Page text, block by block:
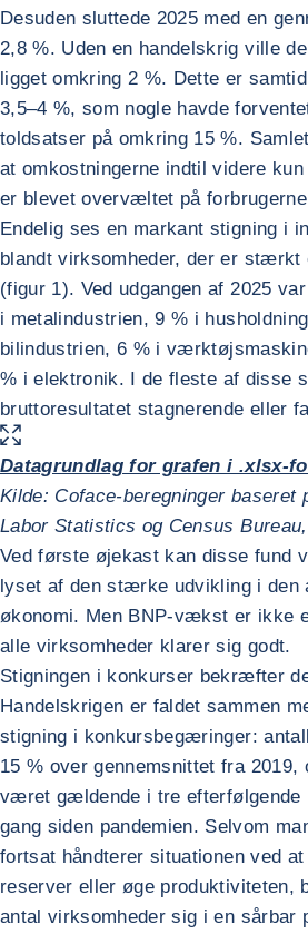
Desuden sluttede 2025 med en
2,8 %. Uden en handelskrig ville
ligget omkring 2 %. Dette er
3,5–4 %, som nogle havde
toldsatser på omkring 15 %.
at omkostningerne indtil videre
er blevet overvæltet på
Endelig ses en markant stigning i
blandt virksomheder, der er stærkt
(figur 1). Ved udgangen af 2025
i metalindustrien, 9 % i
bilindustrien, 6 % i
% i elektronik. I de fleste af disse
bruttoresultatet stagnerende eller
FORSTØR BILLEDET
Datagrundlag for grafen i .xlsx-
Kilde: Coface-beregninger baseret
Labor Statistics og Census
Ved første øjekast kan disse fund
lyset af den stærke udvikling i den
økonomi. Men BNP-vækst er ikke
alle virksomheder klarer sig godt.
Stigningen i konkurser bekræfter
Handelskrigen er faldet sammen
stigning i konkursbegæringer:
15 % over gennemsnittet fra 2019,
været gældende i tre efterfølgende
gang siden pandemien. Selvom
fortsat håndterer situationen ved
reserver eller øge produktiviteten,
antal virksomheder sig i en sårbar